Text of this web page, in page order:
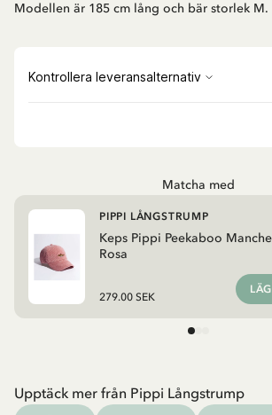
Modellen är 185 cm lång och bär storlek M.
Matcha med
Keps Pippi Peekaboo
Rosa
PIPPI LÅNGSTRUMP
279.00 SEK
Upptäck mer från Pippi Långstrump